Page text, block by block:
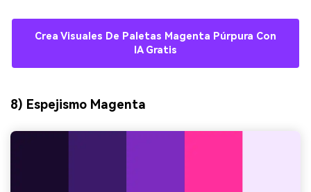
Crea Visuales De Paletas Magenta Púrpura Con
IA Gratis
8) Espejismo Magenta